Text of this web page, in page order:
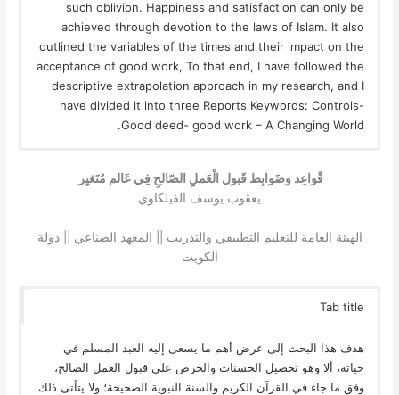
such oblivion. Happiness and satisfaction can only be
achieved through devotion to the laws of Islam. It also
outlined the variables of the times and their impact on the
acceptance of good work, To that end, I have followed the
descriptive extrapolation approach in my research, and I
have divided it into three Reports Keywords: Controls-
Good deed- good work – A Changing World.
قًواعِد وضَوابِط قَبول الْعَملِ الصّالحِ فِي عَالم مُتَغيِر
يعقوب يوسف الفيلكاوي
الهيئة العامة للتعليم التطبيقي والتدريب || المعهد الصناعي || دولة
الكويت
Tab title
هدف هذا البحث إلى عرض أهم ما يسعى إليه العبد المسلم في
حياته، ألا وهو تحصيل الحسنات والحرص على قبول العمل الصالح،
وفق ما جاء في القرآن الكريم والسنة النبوية الصحيحة؛ ولا يتأتى ذلك